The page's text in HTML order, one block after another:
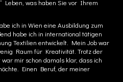
Leben, was haben Sie vor Ihrem
ich in Wien eine Ausbildung zum
habe ich in international tätigen
Textilien entwickelt. Mein Job war
Raum für Kreativität. Trotz der
mir schon damals klar, dass ich
Einen Beruf, der meiner